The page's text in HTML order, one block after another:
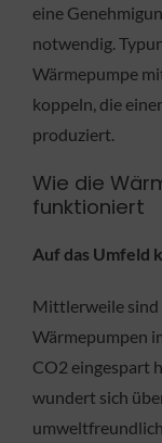
eine
notwendig.
Wärmepumpe
koppeln, die
produziert.
Wie die
funktioniert
Auf das Umfeld
Mittlerweile sind
Wärmepumpen
CO2 eingespart
wundert sich